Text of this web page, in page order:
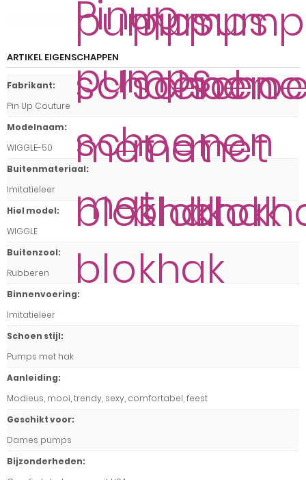
ARTIKEL EIGENSCHAPPEN
Fabrikant:
Pin Up Couture
Modelnaam:
WIGGLE-50
Buitenmateriaal:
Imitatieleer
Hiel model:
WIGGLE
Buitenzool:
Rubberen
Binnenvoering:
Imitatieleer
Schoen stijl:
Pumps met hak
Aanleiding:
Modieus, mooi, trendy, sexy, comfortabel, feest
Geschikt voor:
Dames pumps
Bijzonderheden: